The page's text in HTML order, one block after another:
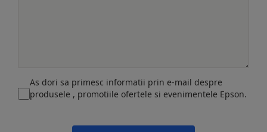
As dori sa primesc informatii prin e-mail despre
produsele , promotiile ofertele si evenimentele Epson.